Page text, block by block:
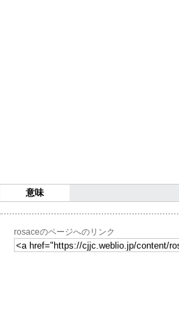
意味
rosaceのページへのリンク